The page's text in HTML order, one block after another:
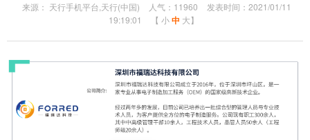
来源： 天行手机平台,天行(中国) 人气：11960
发表时间：2021/01/11
19:19:01
【 小 中 大】